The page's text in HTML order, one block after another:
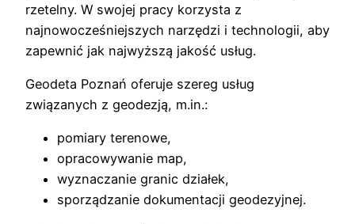
rzetelny. W swojej pracy korzysta z
najnowocześniejszych narzędzi i technologii, aby
zapewnić jak najwyższą jakość usług.
Geodeta Poznań oferuje szereg usług
związanych z geodezją, m.in.:
pomiary terenowe,
opracowywanie map,
wyznaczanie granic działek,
sporządzanie dokumentacji geodezyjnej.